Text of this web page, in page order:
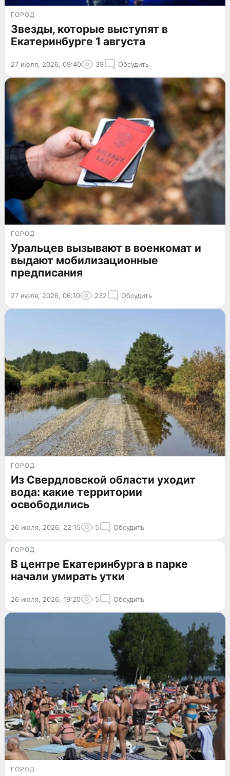
ГОРОД
Звезды, которые выступят в
Екатеринбурге 1 августа
27 июля, 2026, 09:40 39 Обсудить
ГОРОД
Уральцев вызывают в военкомат и
выдают мобилизационные
предписания
27 июля, 2026, 06:10 232 Обсудить
ГОРОД
Из Свердловской области уходит
вода: какие территории
освободились
26 июля, 2026, 22:15 5 Обсудить
ГОРОД
В центре Екатеринбурга в парке
начали умирать утки
26 июля, 2026, 19:20 5 Обсудить
ГОРОД